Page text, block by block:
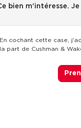
En cochant cette case,
la part de Cushman &